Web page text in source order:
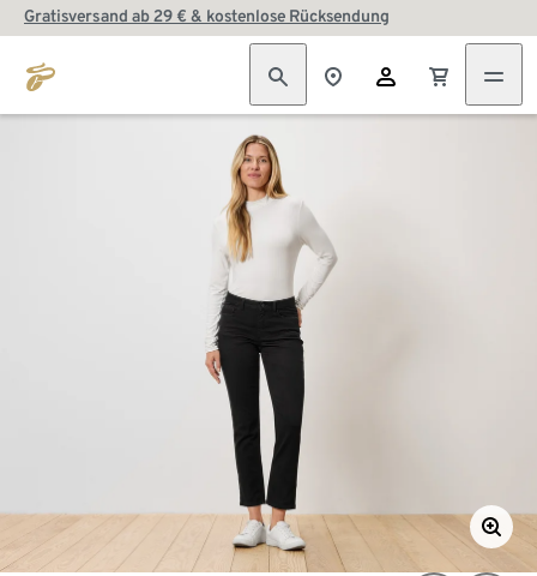
Gratisversand ab 29 € & kostenlose Rücksendung